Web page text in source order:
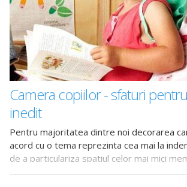
Camera copiilor - sfaturi
inedit
Pentru majoritatea dintre noi decorarea
acord cu o tema reprezinta cea mai la
de a particulariza spatiul celor mai mici
Multe mame doresc, insa, ceva diferit si